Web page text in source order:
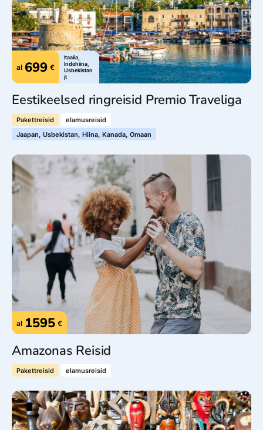
al 699 €
Itaalia,
Indohiina,
Usbekistan
jt
Eestikeelsed ringreisid Premio Traveliga
Pakettreisid
elamusreisid
Jaapan, Usbekistan, Hiina, Kanada, Omaan
al 1595 €
Amazonas Reisid
Pakettreisid elamusreisid